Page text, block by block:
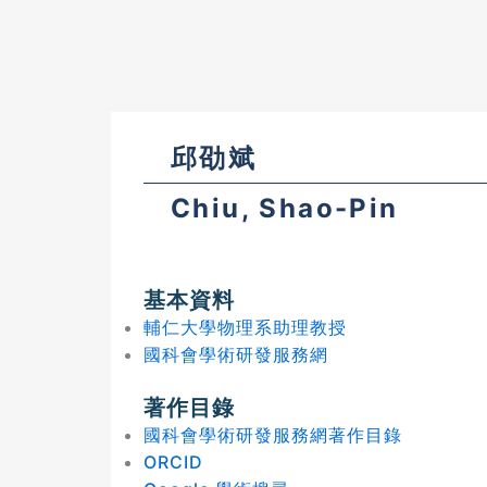
邱劭斌
Chiu, Shao-Pin
基本資料
輔仁大學物理系助理教授
國科會學術研發服務網
著作目錄
國科會學術研發服務網著作目錄
ORCID